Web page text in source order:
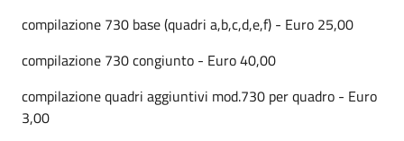
compilazione 730 base (quadri a,b,c,d,e,f) - Euro 25,00
compilazione 730 congiunto - Euro 40,00
compilazione quadri aggiuntivi mod.730 per quadro - Euro
3,00